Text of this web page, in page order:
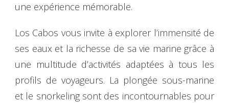
une expérience mémorable.
Los Cabos vous invite à explorer l’immensité de
ses eaux et la richesse de sa vie marine grâce à
une multitude d’activités adaptées à tous les
profils de voyageurs. La plongée sous-marine
et le snorkeling sont des incontournables pour